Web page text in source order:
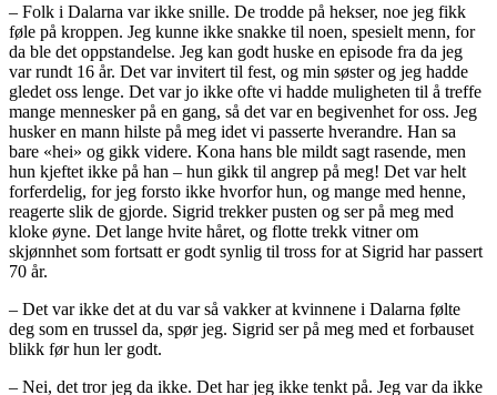
– Folk i Dalarna var ikke snille. De trodde på hekser, noe jeg fikk
føle på kroppen. Jeg kunne ikke snakke til noen, spesielt menn, for
da ble det oppstandelse. Jeg kan godt huske en episode fra da jeg
var rundt 16 år. Det var invitert til fest, og min søster og jeg hadde
gledet oss lenge. Det var jo ikke ofte vi hadde muligheten til å treffe
mange mennesker på en gang, så det var en begivenhet for oss. Jeg
husker en mann hilste på meg idet vi passerte hverandre. Han sa
bare «hei» og gikk videre. Kona hans ble mildt sagt rasende, men
hun kjeftet ikke på han – hun gikk til angrep på meg! Det var helt
forferdelig, for jeg forsto ikke hvorfor hun, og mange med henne,
reagerte slik de gjorde. Sigrid trekker pusten og ser på meg med
kloke øyne. Det lange hvite håret, og flotte trekk vitner om
skjønnhet som fortsatt er godt synlig til tross for at Sigrid har passert
70 år.
– Det var ikke det at du var så vakker at kvinnene i Dalarna følte
deg som en trussel da, spør jeg. Sigrid ser på meg med et forbauset
blikk før hun ler godt.
– Nei, det tror jeg da ikke. Det har jeg ikke tenkt på. Jeg var da ikke